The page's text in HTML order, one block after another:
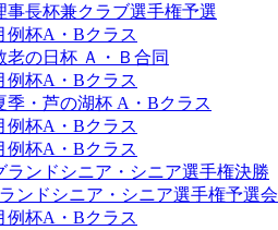
長杯兼クラブ選手権予選
杯A・Bクラス
の日杯 Ａ・Ｂ合同
杯A・Bクラス
・芦の湖杯 A・Bクラス
杯A・Bクラス
杯A・Bクラス
ンドシニア・シニア選手権決勝
ンドシニア・シニア選手権予選会
杯A・Bクラス